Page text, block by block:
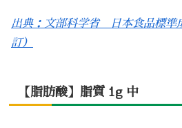
出典：文部科学省 日本食品標準
訂）
【脂肪酸】脂質 1g 中